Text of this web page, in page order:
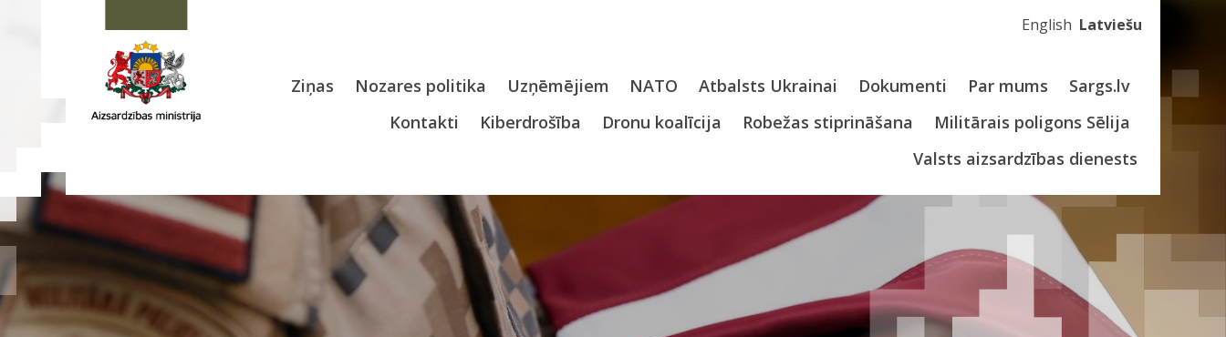
English Latviešu
Ziņas Nozares politika Uzņēmējiem NATO Atbalsts Ukrainai Dokumenti Par mums
Sargs.lv
Kontakti
Kiberdrošība Dronu koalīcija Robežas stiprināšana
Militārais poligons Sēlija
Valsts aizsardzības dienests